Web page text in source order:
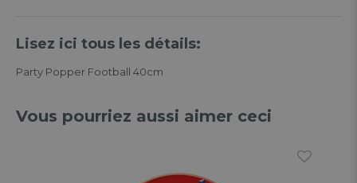
Lisez ici tous les détails:
Party Popper Football 40cm
Vous pourriez aussi aimer ceci